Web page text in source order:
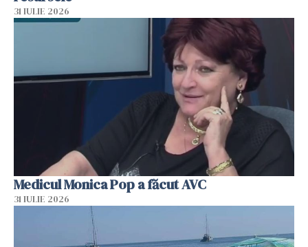
31 IULIE 2026
Medicul Monica Pop a făcut AVC
31 IULIE 2026